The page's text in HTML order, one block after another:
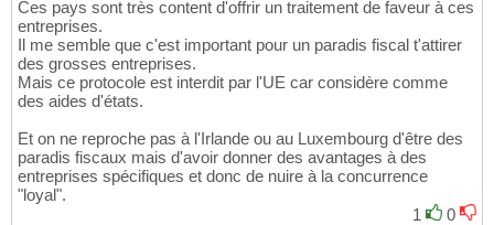
Ces pays sont très content d'offrir un traitement de faveur à ces
entreprises.
Il me semble que c'est important pour un paradis fiscal t'attirer
des grosses entreprises.
Mais ce protocole est interdit par l'UE car considère comme
des aides d'états.
Et on ne reproche pas à l'Irlande ou au Luxembourg d'être des
paradis fiscaux mais d'avoir donner des avantages à des
entreprises spécifiques et donc de nuire à la concurrence
"loyal".
1
0